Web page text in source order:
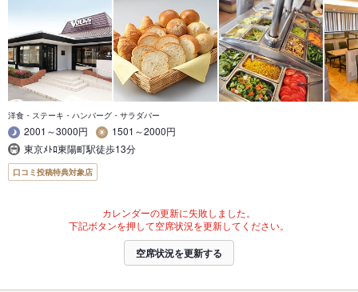
洋食・ステーキ・ハンバーグ・サラダバー
2001～3000円
1501～2000円
東京ﾒﾄﾛ東陽町駅徒歩13分
口コミ投稿特典対象店
カレンダーの更新に失敗しました。
下記ボタンを押して空席状況を更新してください。
空席状況を更新する